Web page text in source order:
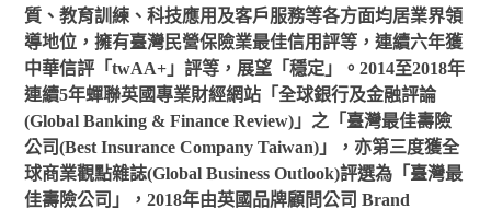
質、教育訓練、科技應用及客戶服務等各方面均居業界領
導地位，擁有臺灣民營保險業最佳信用評等，連續六年獲
中華信評「twAA+」評等，展望「穩定」。2014至2018年
連續5年蟬聯英國專業財經網站「全球銀行及金融評論
(Global Banking & Finance Review)」之「臺灣最佳壽險
公司(Best Insurance Company Taiwan)」，亦第三度獲全
球商業觀點雜誌(Global Business Outlook)評選為「臺灣最
佳壽險公司」，2018年由英國品牌顧問公司 Brand